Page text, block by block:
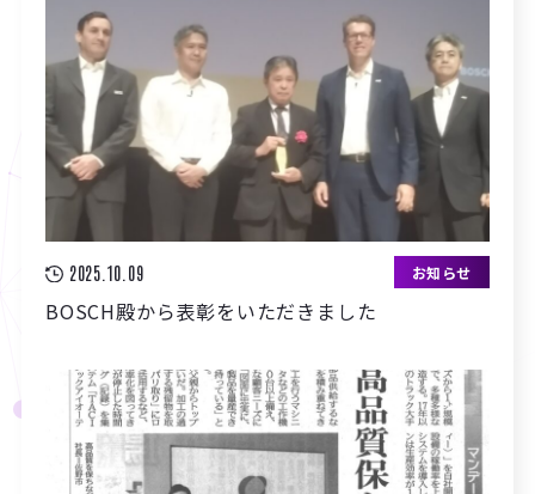
2025.10.09 お知らせ
BOSCH殿から表彰をいただきました